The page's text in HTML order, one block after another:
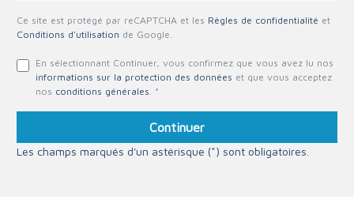
Ce site est protégé par reCAPTCHA et les Règles de confidentialité et
Conditions d'utilisation de Google.
En sélectionnant Continuer, vous confirmez que vous avez lu nos
informations sur la protection des données et que vous acceptez
nos conditions générales . *
Continuer
Les champs marqués d'un astérisque (*) sont obligatoires.